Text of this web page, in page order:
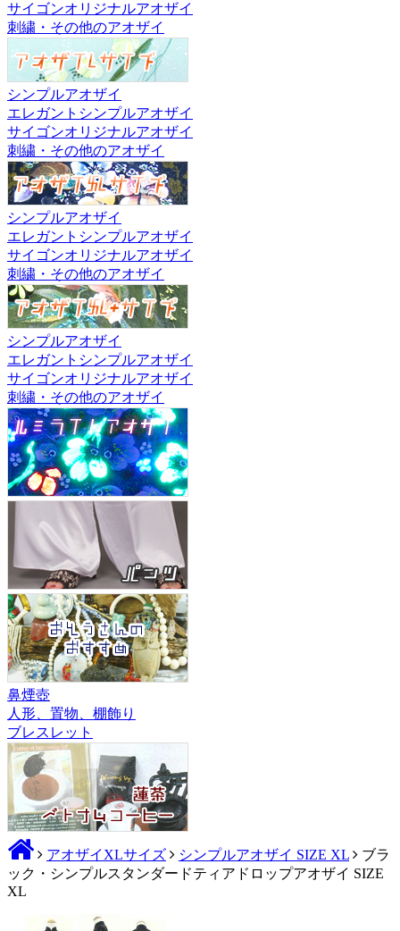
サイゴンオリジナルアオザイ
刺繍・その他のアオザイ
シンプルアオザイ
エレガントシンプルアオザイ
サイゴンオリジナルアオザイ
刺繍・その他のアオザイ
シンプルアオザイ
エレガントシンプルアオザイ
サイゴンオリジナルアオザイ
刺繍・その他のアオザイ
シンプルアオザイ
エレガントシンプルアオザイ
サイゴンオリジナルアオザイ
刺繍・その他のアオザイ
鼻煙壺
人形、置物、棚飾り
ブレスレット
アオザイXLサイズ シンプルアオザイ SIZE XL
ブラ
ック・シンプルスタンダードティアドロップアオザイ SIZE
XL